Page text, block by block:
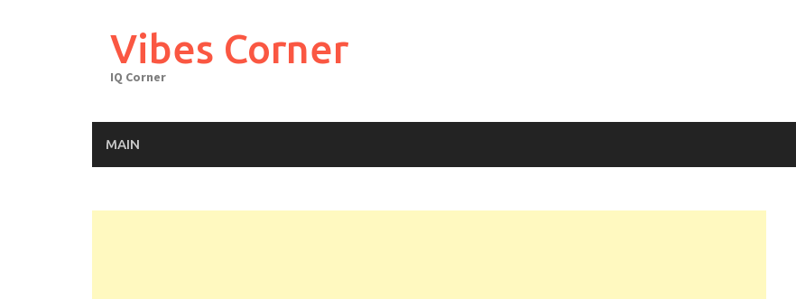
Vibes Corner
IQ Corner
MAIN